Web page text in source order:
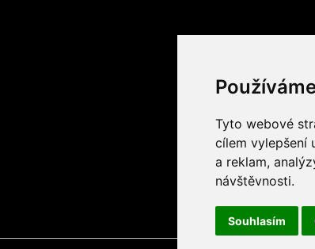
Tyto webové
cílem vylepšení
a reklam,
návštěvnosti.
Souhlasím